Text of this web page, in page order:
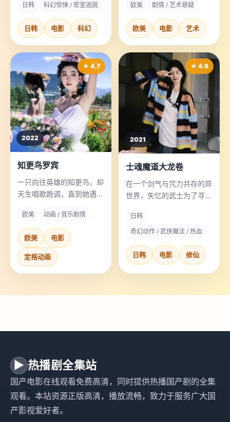
日韩 科幻惊悚 / 密室逃脱
日韩 电影 科幻
欧美 剧情 / 艺术悬疑
欧美 电影 艺术
★ 4.7
2022
知更鸟罗宾
一只向往英雄的知更鸟，却
天生唱歌跑调，直到她遇见
欧美 动画 / 音乐剧情
欧美 电影
定格动画
★ 4.6
2021
士魂魔道大龙卷
在一个剑气与咒力共存的异
世界，失忆的武士为了寻回
魔道龙卷风。
日韩
奇幻动作 / 武侠魔法 / 热血
日韩 电影 修仙
▶ 热播剧全集站
国产电影在线观看免费高清，同时提供热播国产剧的全集
观看。本站资源正版高清，播放流畅，致力于服务广大国
产影视爱好者。